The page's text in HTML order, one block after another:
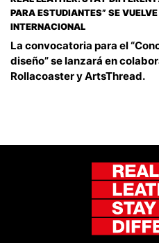
PARA ESTUDIANTES” SE
INTERNACIONAL
La convocatoria para el
diseño” se lanzará en
Rollacoaster y ArtsThread.